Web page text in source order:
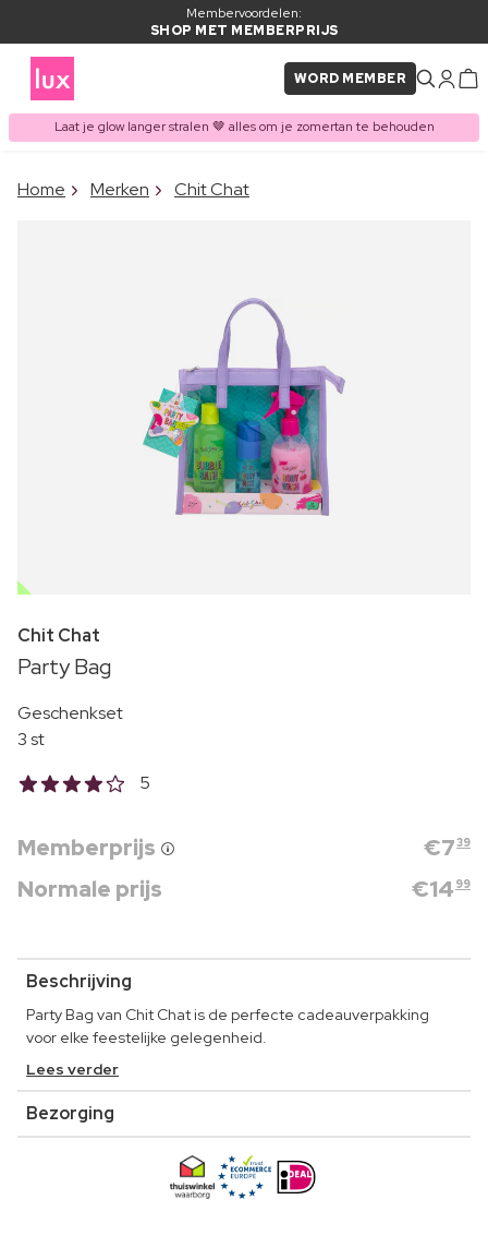
Membervoordelen:
SHOP MET MEMBERPRIJS
WORD MEMBER
Laat je glow langer stralen 🤎 alles om je zomertan te behouden
ITEM TOEGEVOEGD AAN
Home Merken Chit Chat
OUTLET
Chit Chat
Party Bag
Geschenkset
3 st
5
Memberprijs €739
Normale prijs €14 99
Beschrijving
Party Bag van Chit Chat is de perfecte cadeauverpakking
voor elke feestelijke gelegenheid.
Lees verder
Bezorging